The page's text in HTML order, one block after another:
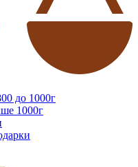
до 1000г
1000г